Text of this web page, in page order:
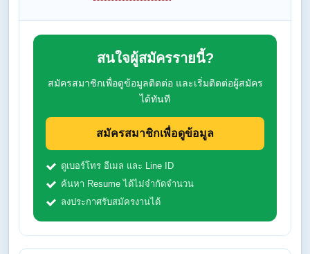
สนใจผู้สมัครรายนี้?
สมัครสมาชิกเพื่อดูข้อมูลติดต่อ และเริ่มติดต่อผู้สมัคร
ได้ทันที
สมัครสมาชิกเพื่อดูข้อมูล
ดูเบอร์โทร อีเมล และ Line ID
ค้นหา Resume ได้ไม่จำกัดจำนวน
ลงประกาศรับสมัครงานได้